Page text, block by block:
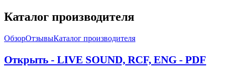
Каталог производителя
ОбзорОтзывыКаталог производителя
Открыть - LIVE SOUND, RCF, ENG - PDF